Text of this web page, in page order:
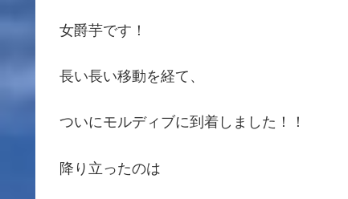
女爵芋です！
長い長い移動を経て、
ついにモルディブに到着しました！！
降り立ったのは